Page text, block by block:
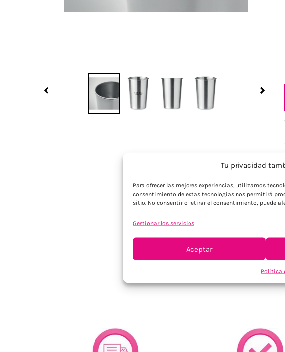
Tu privacidad
Para ofrecer las mejores experiencias, utilizamos
consentimiento de estas tecnologías nos permitirá
sitio. No consentir o retirar el consentimiento, puede
Gestionar los servicios
Aceptar
Política